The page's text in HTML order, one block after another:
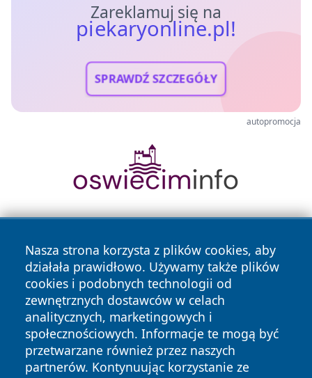
Zareklamuj się na
piekaryonline.pl!
SPRAWDŹ SZCZEGÓŁY
autopromocja
Nasza strona korzysta z plików cookies, aby
działała prawidłowo. Używamy także plików
cookies i podobnych technologii od
zewnętrznych dostawców w celach
analitycznych, marketingowych i
społecznościowych. Informacje te mogą być
przetwarzane również przez naszych
partnerów. Kontynuując korzystanie ze
Copyright © 2026 piekaryonline.pl Wszystkie prawa
zastrzeżone.
Polityka
Polityka